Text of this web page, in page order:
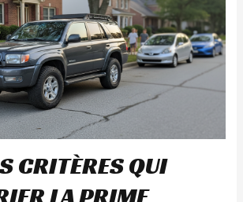
CRITÈRES QUI